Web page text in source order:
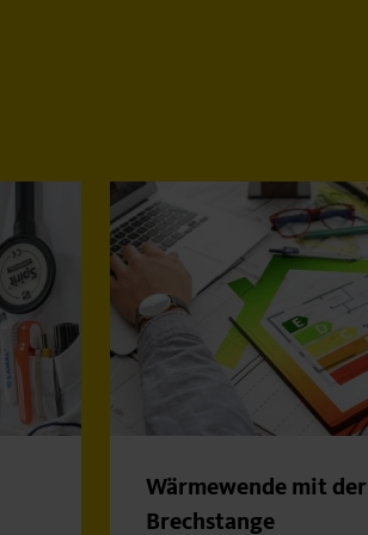
Wärmewende mit der
Brechstange